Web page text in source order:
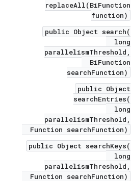
replaceAll(BiFunction
function)
public Object search(
long
parallelismThreshold,
BiFunction
searchFunction)
public Object
searchEntries(
long
parallelismThreshold,
Function searchFunction)
public Object searchKeys(
long
parallelismThreshold,
Function searchFunction)